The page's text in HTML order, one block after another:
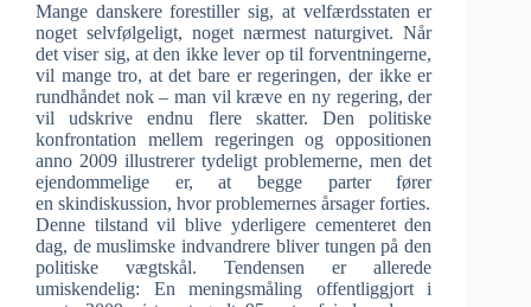
Mange danskere forestiller sig, at velfærdsstaten er
noget selvfølgeligt, noget nærmest naturgivet. Når
det viser sig, at den ikke lever op til forventningerne,
vil mange tro, at det bare er regeringen, der ikke er
rundhåndet nok – man vil kræve en ny regering, der
vil udskrive endnu flere skatter. Den politiske
konfrontation mellem regeringen og oppositionen
anno 2009 illustrerer tydeligt problemerne, men det
ejendommelige er, at begge parter fører
en skindiskussion, hvor problemernes årsager forties.
Denne tilstand vil blive yderligere cementeret den
dag, de muslimske indvandrere bliver tungen på den
politiske vægtskål. Tendensen er allerede
umiskendelig: En meningsmåling offentliggjort i